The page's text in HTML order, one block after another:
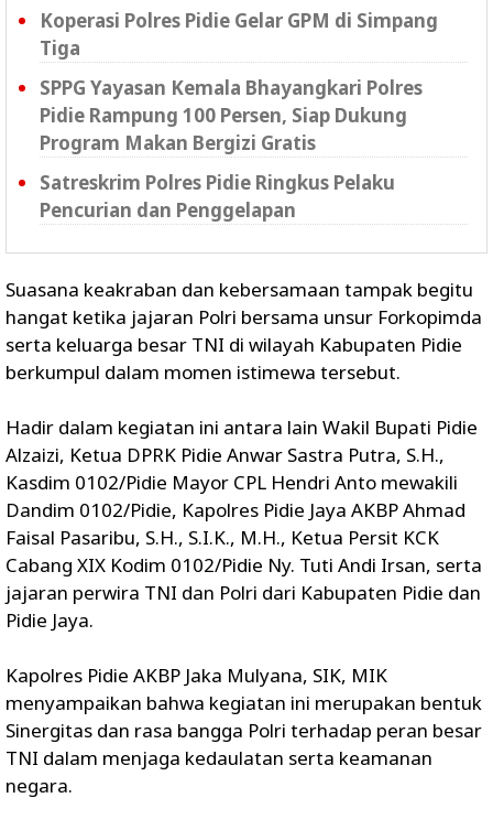
Koperasi Polres Pidie Gelar GPM di Simpang
Tiga
SPPG Yayasan Kemala Bhayangkari Polres
Pidie Rampung 100 Persen, Siap Dukung
Program Makan Bergizi Gratis
Satreskrim Polres Pidie Ringkus Pelaku
Pencurian dan Penggelapan
Suasana keakraban dan kebersamaan tampak begitu
hangat ketika jajaran Polri bersama unsur Forkopimda
serta keluarga besar TNI di wilayah Kabupaten Pidie
berkumpul dalam momen istimewa tersebut.
Hadir dalam kegiatan ini antara lain Wakil Bupati Pidie
Alzaizi, Ketua DPRK Pidie Anwar Sastra Putra, S.H.,
Kasdim 0102/Pidie Mayor CPL Hendri Anto mewakili
Dandim 0102/Pidie, Kapolres Pidie Jaya AKBP Ahmad
Faisal Pasaribu, S.H., S.I.K., M.H., Ketua Persit KCK
Cabang XIX Kodim 0102/Pidie Ny. Tuti Andi Irsan, serta
jajaran perwira TNI dan Polri dari Kabupaten Pidie dan
Pidie Jaya.
Kapolres Pidie AKBP Jaka Mulyana, SIK, MIK
menyampaikan bahwa kegiatan ini merupakan bentuk
Sinergitas dan rasa bangga Polri terhadap peran besar
TNI dalam menjaga kedaulatan serta keamanan
negara.